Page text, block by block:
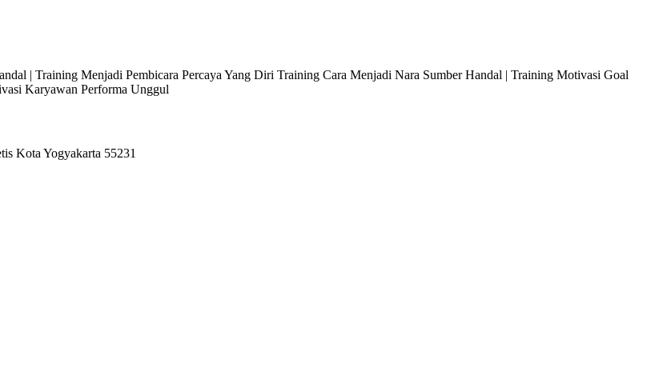
| Training Menjadi Pembicara Percaya Yang Diri Training Cara Menjadi Nara Sumber Handal | Training Motivasi Goal
Karyawan Performa Unggul
Kota Yogyakarta 55231